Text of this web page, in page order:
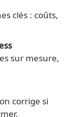
clés : coûts,
sur mesure,
corrige si